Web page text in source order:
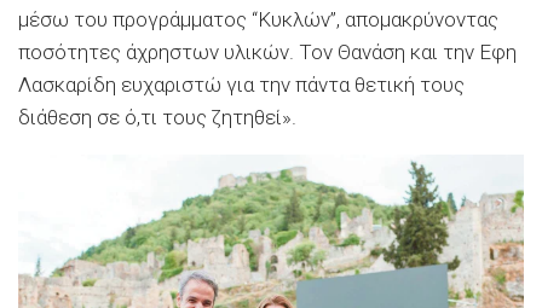
μέσω του προγράμματος “Κυκλών”, απομακρύνοντας
ποσότητες άχρηστων υλικών. Τον Θανάση και την Εφη
Λασκαρίδη ευχαριστώ για την πάντα θετική τους
διάθεση σε ό,τι τους ζητηθεί».